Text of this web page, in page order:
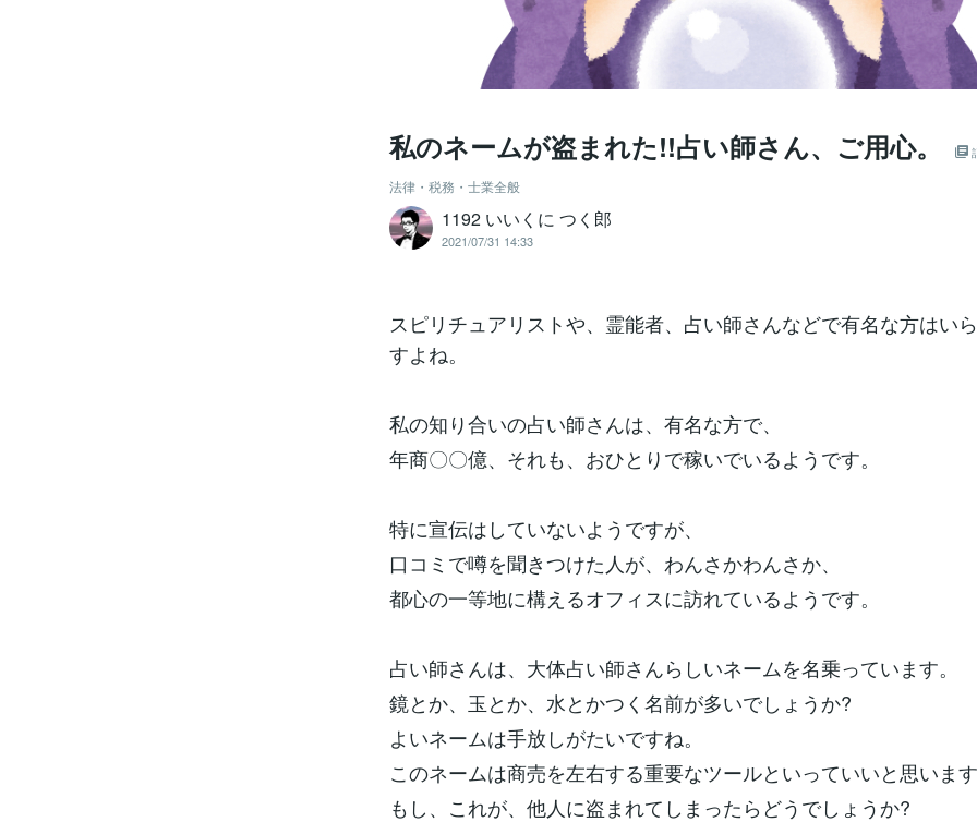
私のネームが盗まれた!!占い師さん、ご用心。
法律・税務・士業全般
1192 いいくに つく郎
2021/07/31 14:33
スピリチュアリストや、霊能者、占い師さんなどで有名な方はい
すよね。
私の知り合いの占い師さんは、有名な方で、
年商〇〇億、それも、おひとりで稼いでいるようです。
特に宣伝はしていないようですが、
口コミで噂を聞きつけた人が、わんさかわんさか、
都心の一等地に構えるオフィスに訪れているようです。
占い師さんは、大体占い師さんらしいネームを名乗っています。
鏡とか、玉とか、水とかつく名前が多いでしょうか?
よいネームは手放しがたいですね。
このネームは商売を左右する重要なツールといっていいと思います
もし、これが、他人に盗まれてしまったらどうでしょうか?